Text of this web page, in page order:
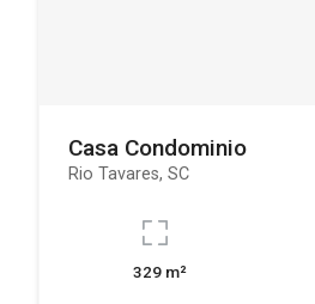
Casa Condominio
Rio Tavares, SC
329 m²